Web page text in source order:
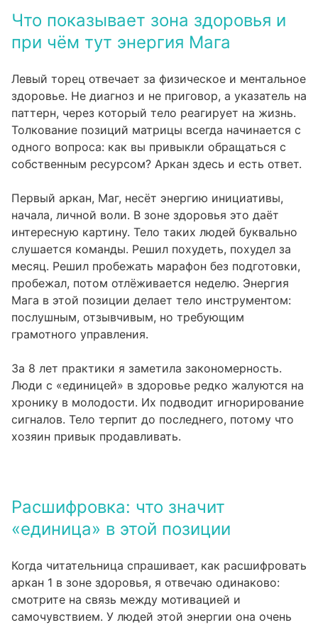
Что показывает зона здоровья и
при чём тут энергия Мага
Левый торец отвечает за физическое и ментальное
здоровье. Не диагноз и не приговор, а указатель на
паттерн, через который тело реагирует на жизнь.
Толкование позиций матрицы всегда начинается с
одного вопроса: как вы привыкли обращаться с
собственным ресурсом? Аркан здесь и есть ответ.
Первый аркан, Маг, несёт энергию инициативы,
начала, личной воли. В зоне здоровья это даёт
интересную картину. Тело таких людей буквально
слушается команды. Решил похудеть, похудел за
месяц. Решил пробежать марафон без подготовки,
пробежал, потом отлёживается неделю. Энергия
Мага в этой позиции делает тело инструментом:
послушным, отзывчивым, но требующим
грамотного управления.
За 8 лет практики я заметила закономерность.
Люди с «единицей» в здоровье редко жалуются на
хронику в молодости. Их подводит игнорирование
сигналов. Тело терпит до последнего, потому что
хозяин привык продавливать.
Расшифровка: что значит
«единица» в этой позиции
Когда читательница спрашивает, как расшифровать
аркан 1 в зоне здоровья, я отвечаю одинаково:
смотрите на связь между мотивацией и
самочувствием. У людей этой энергии она очень